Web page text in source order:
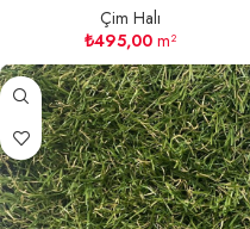
Çim Halı
₺495,00 m²